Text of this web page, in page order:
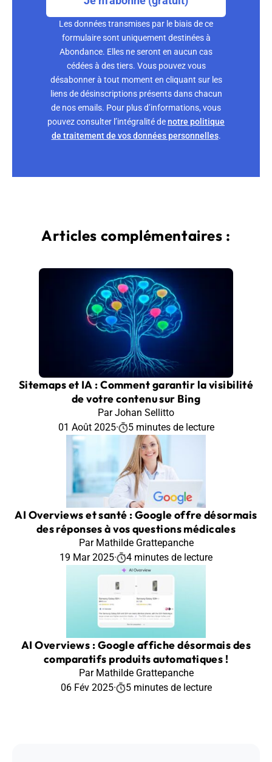
Les données transmises par le biais de ce
formulaire sont uniquement destinées à
Abondance. Elles ne seront en aucun cas
cédées à des tiers. Vous pouvez vous
désabonner à tout moment en cliquant sur les
liens de désinscriptions présents dans chacun
de nos emails. Pour plus d’informations, vous
pouvez consulter l’intégralité denotre politique
de traitement de vos données personnelles.
Articles complémentaires :
Sitemaps et IA : Comment garantir la visibilité
de votre contenu sur Bing
Par Johan Sellitto
01 Août 2025· 5 minutes de lecture
AI Overviews et santé : Google offre désormais
des réponses à vos questions médicales
Par Mathilde Grattepanche
19 Mar 2025· 4 minutes de lecture
AI Overviews : Google affiche désormais des
comparatifs produits automatiques !
Par Mathilde Grattepanche
06 Fév 2025· 5 minutes de lecture